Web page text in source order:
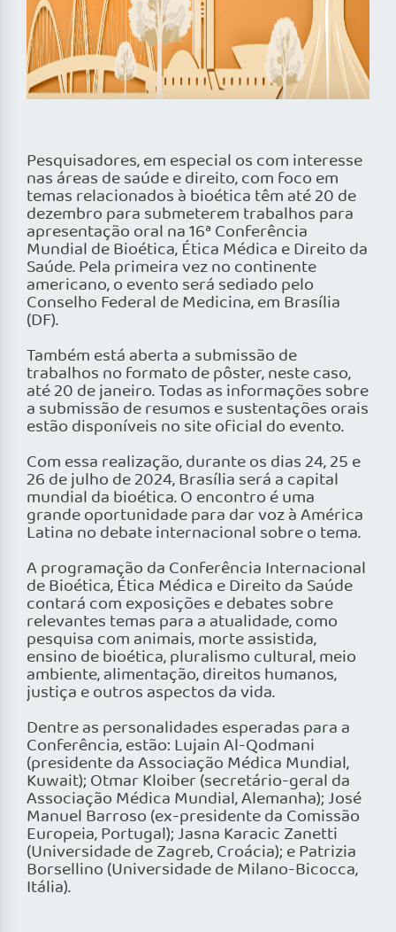
Pesquisadores, em especial os com interesse
nas áreas de saúde e direito, com foco em
temas relacionados à bioética têm até 20 de
dezembro para submeterem trabalhos para
apresentação oral na 16ª Conferência
Mundial de Bioética, Ética Médica e Direito da
Saúde. Pela primeira vez no continente
americano, o evento será sediado pelo
Conselho Federal de Medicina, em Brasília
(DF).
Também está aberta a submissão de
trabalhos no formato de pôster, neste caso,
até 20 de janeiro. Todas as informações sobre
a submissão de resumos e sustentações orais
estão disponíveis no site oficial do evento.
Com essa realização, durante os dias 24, 25 e
26 de julho de 2024, Brasília será a capital
mundial da bioética. O encontro é uma
grande oportunidade para dar voz à América
Latina no debate internacional sobre o tema.
A programação da Conferência Internacional
de Bioética, Ética Médica e Direito da Saúde
contará com exposições e debates sobre
relevantes temas para a atualidade, como
pesquisa com animais, morte assistida,
ensino de bioética, pluralismo cultural, meio
ambiente, alimentação, direitos humanos,
justiça e outros aspectos da vida.
Dentre as personalidades esperadas para a
Conferência, estão: Lujain Al-Qodmani
(presidente da Associação Médica Mundial,
Kuwait); Otmar Kloiber (secretário-geral da
Associação Médica Mundial, Alemanha); José
Manuel Barroso (ex-presidente da Comissão
Europeia, Portugal); Jasna Karacic Zanetti
(Universidade de Zagreb, Croácia); e Patrizia
Borsellino (Universidade de Milano-Bicocca,
Itália).